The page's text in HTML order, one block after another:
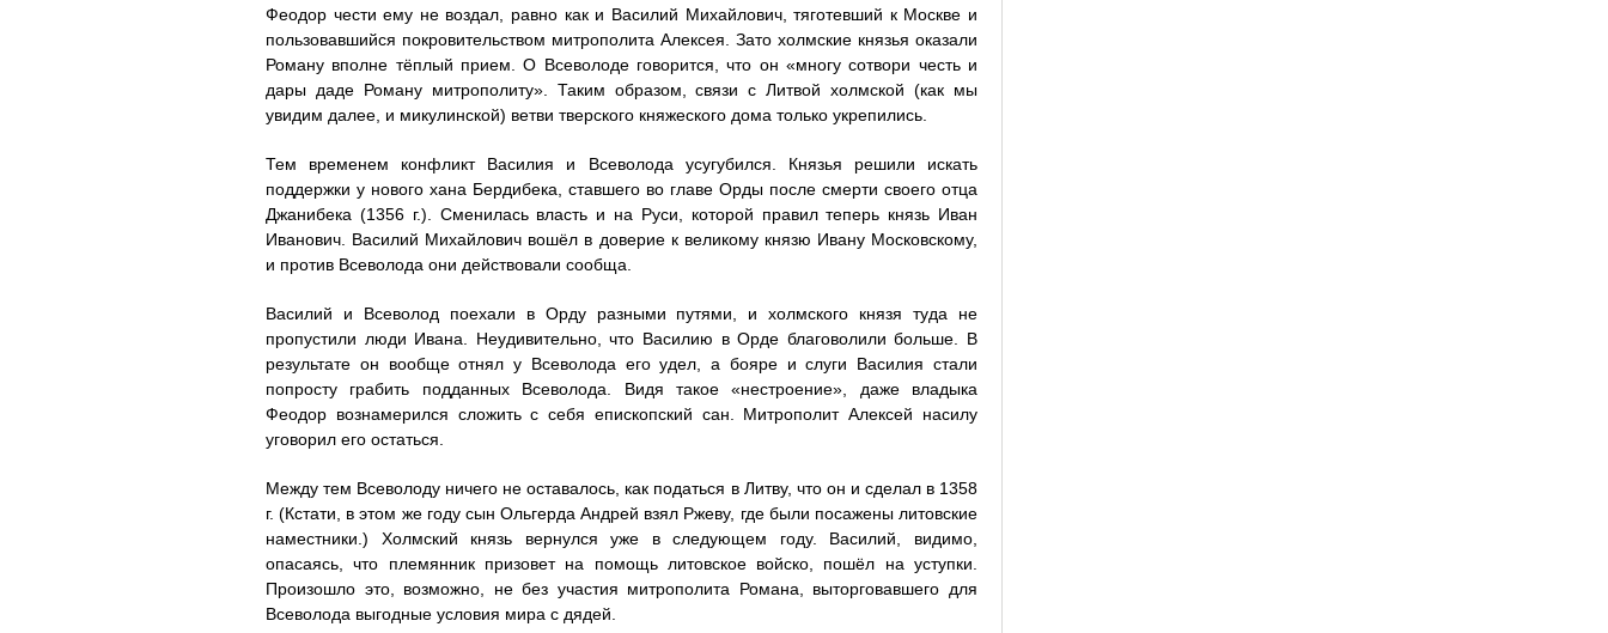
Феодор чести ему не воздал, равно как и Василий Михайлович, тяготевший к Москве и
пользовавшийся покровительством митрополита Алексея. Зато холмские князья оказали
Роману вполне тёплый прием. О Всеволоде говорится, что он «многу сотвори честь и
дары даде Роману митрополиту». Таким образом, связи с Литвой холмской (как мы
увидим далее, и микулинской) ветви тверского княжеского дома только укрепились.
Тем временем конфликт Василия и Всеволода усугубился. Князья решили искать
поддержки у нового хана Бердибека, ставшего во главе Орды после смерти своего отца
Джанибека (1356 г.). Сменилась власть и на Руси, которой правил теперь князь Иван
Иванович. Василий Михайлович вошёл в доверие к великому князю Ивану Московскому,
и против Всеволода они действовали сообща.
Василий и Всеволод поехали в Орду разными путями, и холмского князя туда не
пропустили люди Ивана. Неудивительно, что Василию в Орде благоволили больше. В
результате он вообще отнял у Всеволода его удел, а бояре и слуги Василия стали
попросту грабить подданных Всеволода. Видя такое «нестроение», даже владыка
Феодор вознамерился сложить с себя епископский сан. Митрополит Алексей насилу
уговорил его остаться.
Между тем Всеволоду ничего не оставалось, как податься в Литву, что он и сделал в 1358
г. (Кстати, в этом же году сын Ольгерда Андрей взял Ржеву, где были посажены литовские
наместники.) Холмский князь вернулся уже в следующем году. Василий, видимо,
опасаясь, что племянник призовет на помощь литовское войско, пошёл на уступки.
Произошло это, возможно, не без участия митрополита Романа, выторговавшего для
Всеволода выгодные условия мира с дядей.